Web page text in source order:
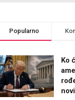
Popularno
Ko